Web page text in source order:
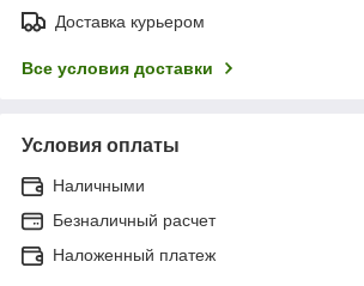
Доставка курьером
Все условия доставки
Условия оплаты
Наличными
Безналичный расчет
Наложенный платеж